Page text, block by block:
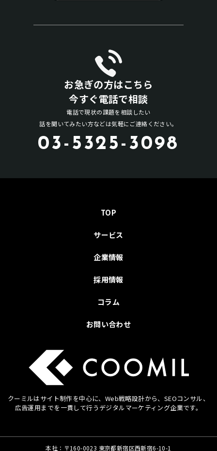
お急ぎの方はこちら
今すぐ電話で相談
電話で現状の課題を相談したい
話を聞いてみたい方などは気軽にご連絡ください。
03-5325-3098
TOP
サービス
企業情報
採用情報
コラム
お問い合わせ
クーミルはサイト制作を中心に、Web戦略設計から、SEOコンサル、
広告運用までを一貫して行うデジタルマーケティング企業です。
本社：〒160-0023 東京都新宿区西新宿6-10-1